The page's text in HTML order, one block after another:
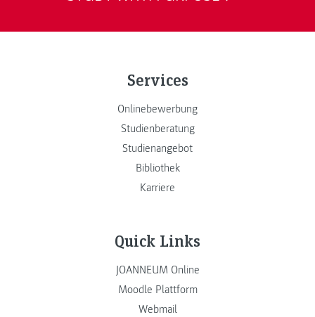
Services
Onlinebewerbung
Studienberatung
Studienangebot
Bibliothek
Karriere
Quick Links
JOANNEUM Online
Moodle Plattform
Webmail